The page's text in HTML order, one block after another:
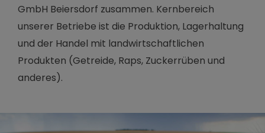
GmbH Beiersdorf zusammen. Kernbereich
unserer Betriebe ist die Produktion, Lagerhaltung
und der Handel mit landwirtschaftlichen
Produkten (Getreide, Raps, Zuckerrüben und
anderes).